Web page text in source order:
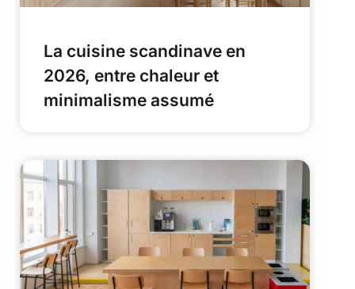
La cuisine scandinave en
2026, entre chaleur et
minimalisme assumé